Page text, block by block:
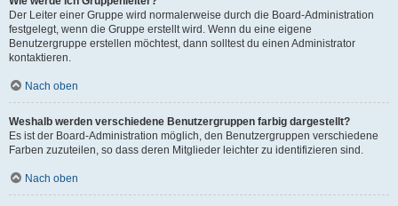
Der Leiter einer Gruppe wird normalerweise durch die Board-Administration
festgelegt, wenn die Gruppe erstellt wird. Wenn du eine eigene
Benutzergruppe erstellen möchtest, dann solltest du einen Administrator
kontaktieren.
Nach oben
Weshalb werden verschiedene Benutzergruppen farbig dargestellt?
Es ist der Board-Administration möglich, den Benutzergruppen verschiedene
Farben zuzuteilen, so dass deren Mitglieder leichter zu identifizieren sind.
Nach oben